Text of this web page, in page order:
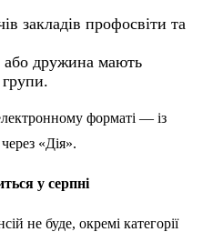
закладів профосвіти та
або дружина мають
групи.
форматі — із
«Дія».
у серпні
не буде, окремі категорії